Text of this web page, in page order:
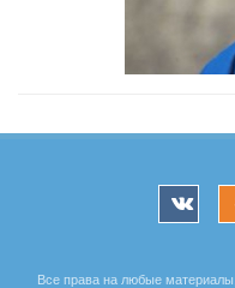
Все права на любые